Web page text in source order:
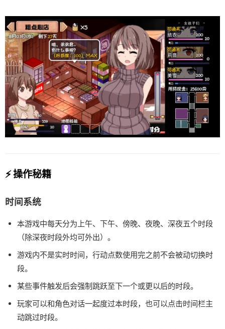
⚡ 操作秘籍
时间系统
本游戏中每天分为上午、下午、傍晚、夜晚、深夜五个时段
（除深夜时段外均可外出）。
游戏内不是实时时间，行动点数使用完之前不会被动切换时
段。
某些事件触发后会强制跳跃至下一个或更以后的时段。
玩家可以和角色对话一起度过本时段，也可以点击时间栏主
动跳过时段。